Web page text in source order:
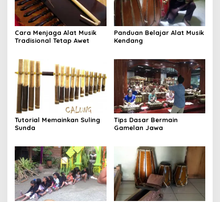
Cara Menjaga Alat Musik
Tradisional Tetap Awet
Panduan Belajar Alat Musik
Kendang
Tutorial Memainkan Suling
Sunda
Tips Dasar Bermain
Gamelan Jawa